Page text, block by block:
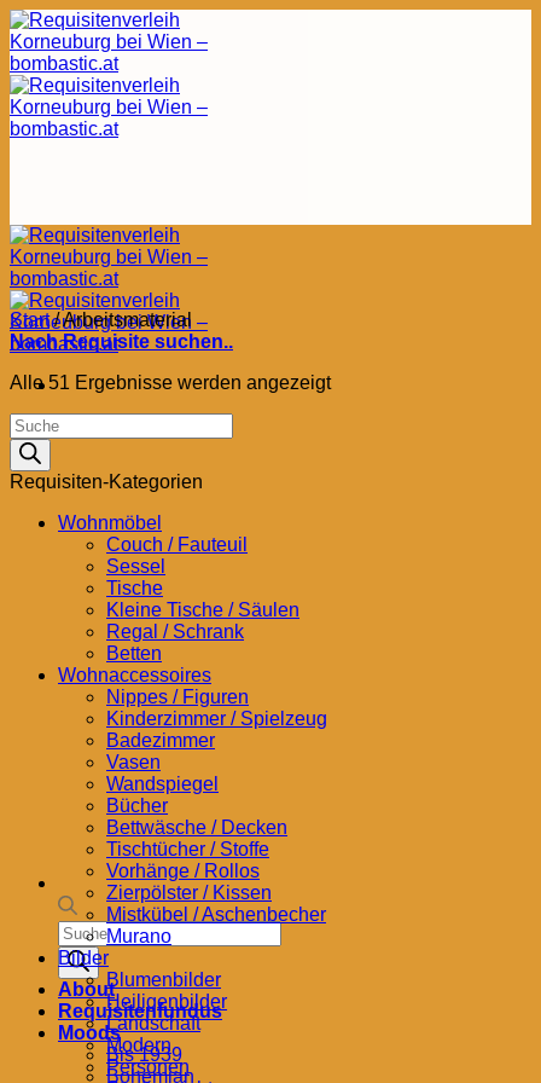
Zum
Inhalt
springen
Products
search
About
Requisitenfundus
Moods
Bis 1939
Bohemian
Start /Arbeitsmaterial
Nach Requisite suchen..
Alle 51 Ergebnisse werden angezeigtNach
Products
search
Requisiten-Kategorien
Wohnmöbel
Couch / Fauteuil
Sessel
Tische
Kleine Tische / Säulen
Regal / Schrank
Betten
Wohnaccessoires
Nippes / Figuren
Kinderzimmer / Spielzeug
Badezimmer
Vasen
Wandspiegel
Bücher
Bettwäsche / Decken
Tischtücher / Stoffe
Vorhänge / Rollos
Zierpölster / Kissen
Mistkübel / Aschenbecher
Murano
Bilder
Blumenbilder
Heiligenbilder
Landschaft
Modern
Personen